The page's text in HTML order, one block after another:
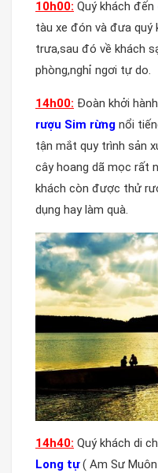
10h00: Quý khách đến
tàu xe đón và đưa quý
trưa,sau đó về khách
phòng,nghỉ ngơi tự do.
14h00: Đoàn khởi
rượu Sim rừng nổi
tận mắt quy trình sản
cây hoang dã mọc rất
khách còn được thử
dụng hay làm quà.
14h40: Quý khách di
Long tự( Am Sư